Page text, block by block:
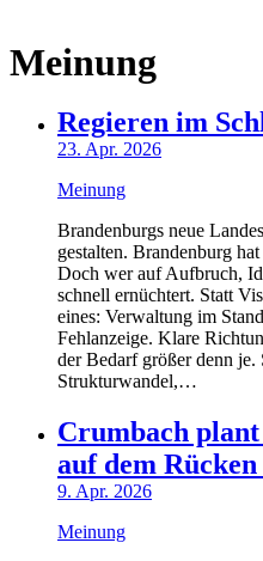
Meinung
Regieren im
23. Apr. 2026
Meinung
Brandenburgs neue
gestalten. Brandenburg
Doch wer auf Aufbruch,
schnell ernüchtert. Statt
eines: Verwaltung im
Fehlanzeige. Klare
der Bedarf größer denn
Strukturwandel,…
Crumbach
auf dem
9. Apr. 2026
Meinung